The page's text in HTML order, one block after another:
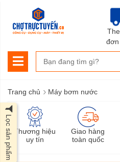
đơn
Trang chủ › Máy bơm nước
Thương hiệu
uy tín
Giao hàng
toàn quốc
Lọc sản phẩm